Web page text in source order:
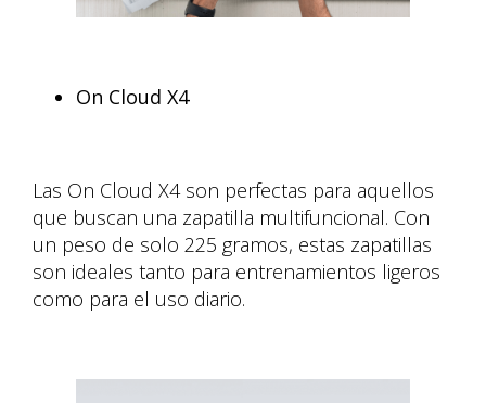
On Cloud X4
Las On Cloud X4 son perfectas para aquellos
que buscan una zapatilla multifuncional. Con
un peso de solo 225 gramos, estas zapatillas
son ideales tanto para entrenamientos ligeros
como para el uso diario.